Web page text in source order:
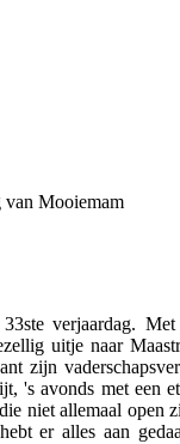
verjaardag.
uitje naar
zijn
's avonds met een
niet allemaal open
er alles aan